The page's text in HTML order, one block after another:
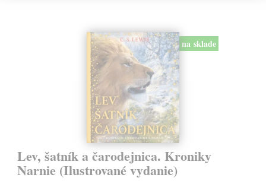
na sklade
Lev, šatník a čarodejnica. Kroniky
Narnie (Ilustrované vydanie)